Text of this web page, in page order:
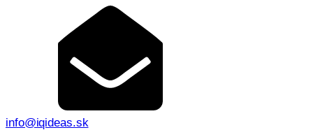
info@iqideas.sk